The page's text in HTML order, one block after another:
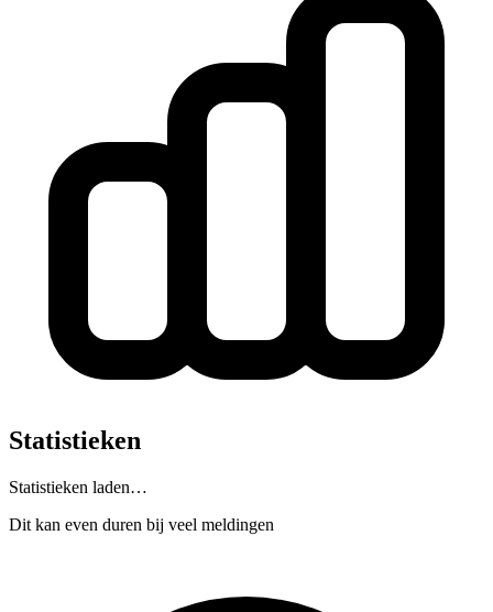
Statistieken
Statistieken laden…
Dit kan even duren bij veel meldingen